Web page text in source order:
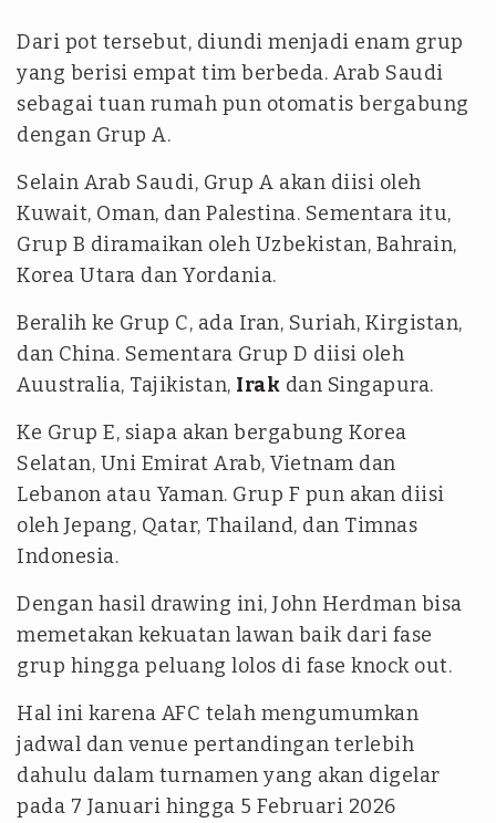
Dari pot tersebut, diundi menjadi enam grup
yang berisi empat tim berbeda. Arab Saudi
sebagai tuan rumah pun otomatis bergabung
dengan Grup A.
Selain Arab Saudi, Grup A akan diisi oleh
Kuwait, Oman, dan Palestina. Sementara itu,
Grup B diramaikan oleh Uzbekistan, Bahrain,
Korea Utara dan Yordania.
Beralih ke Grup C, ada Iran, Suriah, Kirgistan,
dan China. Sementara Grup D diisi oleh
Auustralia, Tajikistan, Irak dan Singapura.
Ke Grup E, siapa akan bergabung Korea
Selatan, Uni Emirat Arab, Vietnam dan
Lebanon atau Yaman. Grup F pun akan diisi
oleh Jepang, Qatar, Thailand, dan Timnas
Indonesia.
Dengan hasil drawing ini, John Herdman bisa
memetakan kekuatan lawan baik dari fase
grup hingga peluang lolos di fase knock out.
Hal ini karena AFC telah mengumumkan
jadwal dan venue pertandingan terlebih
dahulu dalam turnamen yang akan digelar
pada 7 Januari hingga 5 Februari 2026